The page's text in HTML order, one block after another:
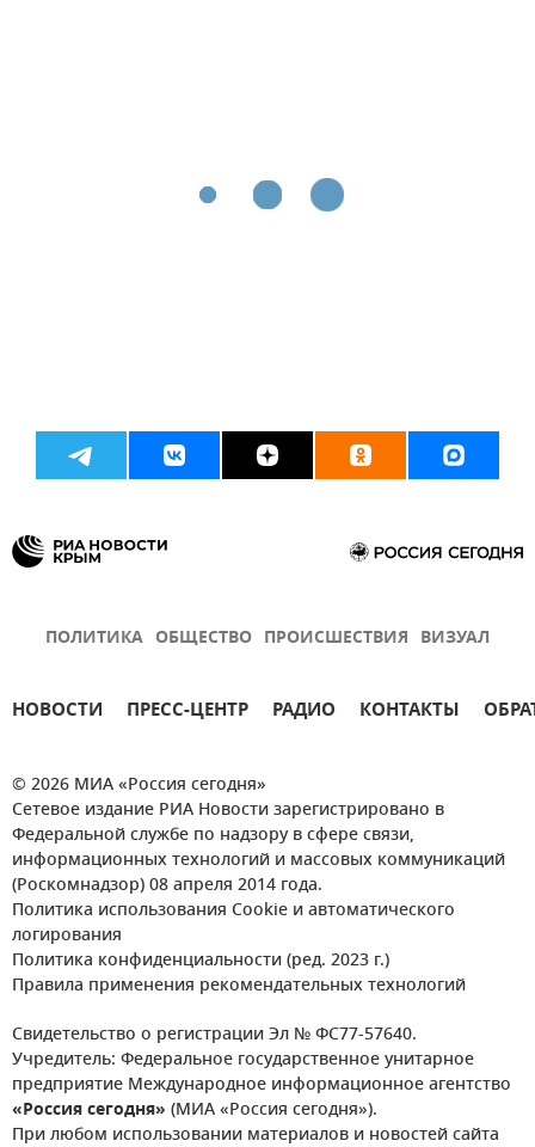
ПОЛИТИКА ОБЩЕСТВО ПРОИСШЕСТВИЯ ВИЗУАЛ
НОВОСТИ ПРЕСС-ЦЕНТР РАДИО КОНТАКТЫ
© 2026 МИА «Россия сегодня»
Сетевое издание РИА Новости зарегистрировано в
Федеральной службе по надзору в сфере связи,
информационных технологий и массовых коммуникаций
(Роскомнадзор) 08 апреля 2014 года.
Политика использования Cookie и автоматического
логирования
Политика конфиденциальности (ред. 2023 г.)
Правила применения рекомендательных технологий
Свидетельство о регистрации Эл № ФС77-57640.
Учредитель: Федеральное государственное унитарное
предприятие Международное информационное агентство
«Россия сегодня» (МИА «Россия сегодня»).
При любом использовании материалов и новостей сайта